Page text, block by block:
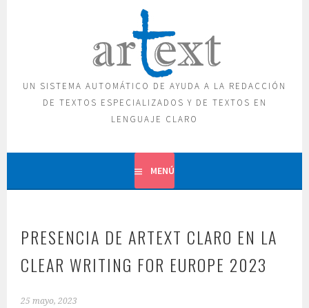
UN SISTEMA AUTOMÁTICO DE AYUDA A LA REDACCIÓN
DE TEXTOS ESPECIALIZADOS Y DE TEXTOS EN
LENGUAJE CLARO
MENÚ
PRESENCIA DE ARTEXT CLARO EN LA
CLEAR WRITING FOR EUROPE 2023
25 mayo, 2023